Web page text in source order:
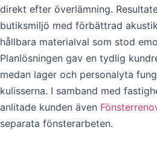
direkt efter överlämning.
butiksmiljö med förbättrad
hållbara materialval som stod
Planlösningen gav en tydlig
medan lager och personalyta
kulisserna. I samband med
anlitade kunden även
separata fönsterarbeten.